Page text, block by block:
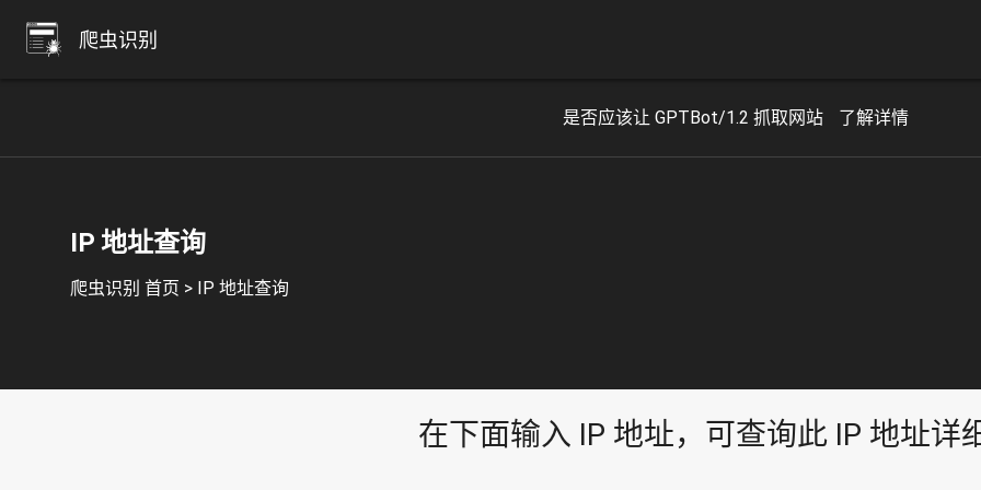
爬虫识别
是否应该让 GPTBot/1.2 抓取网站 了解详情
IP 地址查询
爬虫识别 首页 > IP 地址查询
在下面输入 IP 地址，可查询此 IP 地址详